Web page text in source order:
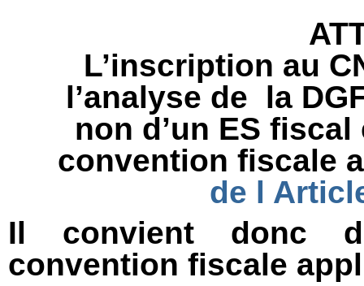
L’inscription au
l’analyse de la
non d’un ES
convention fiscale
de l
Il convient donc
convention fiscale